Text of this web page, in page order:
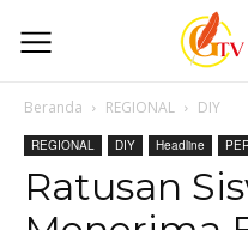
Beranda REGIONAL DIY
REGIONAL DIY Headline
Ratusan